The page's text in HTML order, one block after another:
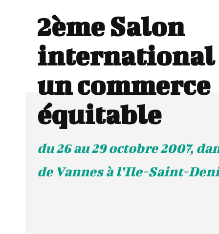
2ème Salon
international
un commerce
équitable
du 26 au 29 octobre 2007,
de Vannes à l’Ile-Saint-